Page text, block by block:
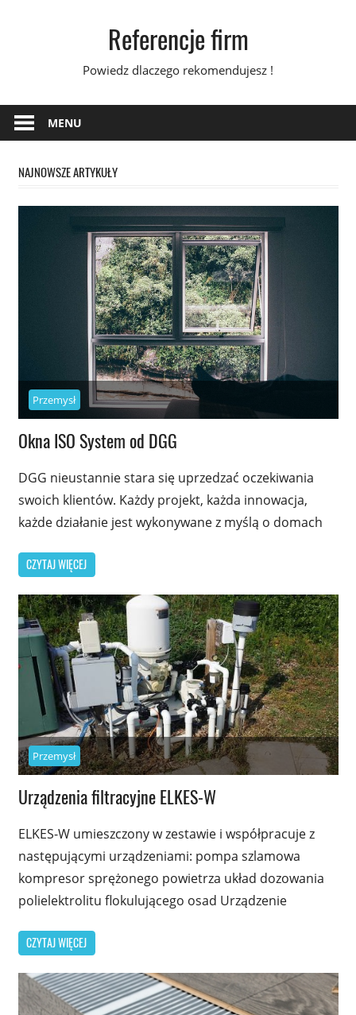
Referencje firm
Powiedz dlaczego rekomendujesz !
MENU
NAJNOWSZE ARTYKUŁY
Przemysł
Okna ISO System od DGG
DGG nieustannie stara się uprzedzać oczekiwania
swoich klientów. Każdy projekt, każda innowacja,
każde działanie jest wykonywane z myślą o domach
CZYTAJ WIĘCEJ
Przemysł
Urządzenia filtracyjne ELKES-W
ELKES-W umieszczony w zestawie i współpracuje z
następującymi urządzeniami: pompa szlamowa
kompresor sprężonego powietrza układ dozowania
polielektrolitu flokulującego osad Urządzenie
CZYTAJ WIĘCEJ